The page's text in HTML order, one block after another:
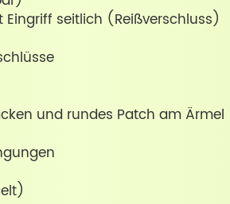
seitlich (Reißverschluss)
und rundes Patch am Ärmel